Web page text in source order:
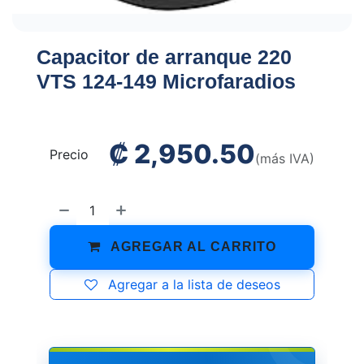
Capacitor de arranque 220
VTS 124-149 Microfaradios
AGREGAR AL CARRITO
Agregar a la lista de deseos
Precio ₡ 2,950.50(más IVA)